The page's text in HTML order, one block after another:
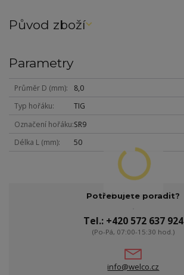
Původ zboží
Parametry
Průměr D (mm)
8,0
Typ hořáku
TIG
Označení hořáku SR9
Délka L (mm)
50
Potřebujete poradit?
Tel.: +420 572 637 924
(Po-Pá, 07:00-15:30 hod.)
info@welco.cz